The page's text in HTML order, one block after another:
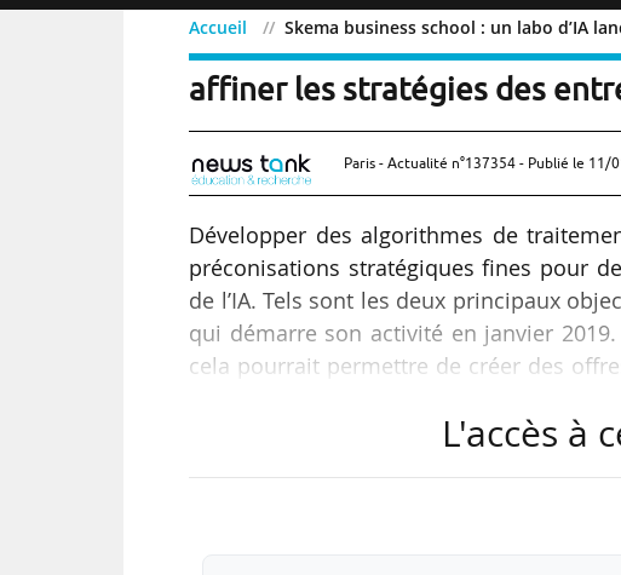
Accueil Skema business school : un labo d’IA
Skema business school : un
affiner les stratégies des
Paris - Actualité n°137354 - Publié le 11/
Développer des algorithmes de
préconisations stratégiques fines pour
de l’IA. Tels sont les deux principaux
qui démarre son activité en janvier
cela pourrait permettre de créer des
oeuvre au départ sur le campus que
Interrogée par News Tank sur le choix
L'accès à